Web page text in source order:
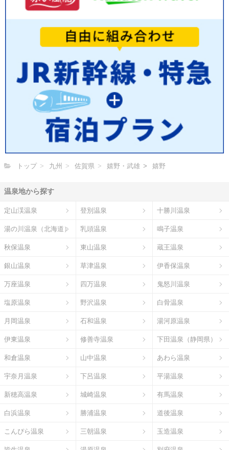
トップ 九州 佐賀県 嬉野・武雄 嬉野
温泉地から探す
定山渓温泉 登別温泉 十勝川温泉
湯の川温泉（北海道） 乳頭温泉 鳴子温泉
秋保温泉 東山温泉 蔵王温泉
銀山温泉 草津温泉 伊香保温泉
万座温泉 四万温泉 鬼怒川温泉
塩原温泉 野沢温泉 白骨温泉
月岡温泉 石和温泉 湯河原温泉
伊東温泉 修善寺温泉 下田温泉（静岡県）
和倉温泉 山中温泉 あわら温泉
宇奈月温泉 下呂温泉 平湯温泉
新穂高温泉 城崎温泉 有馬温泉
白浜温泉 勝浦温泉 道後温泉
こんぴら温泉 三朝温泉 玉造温泉